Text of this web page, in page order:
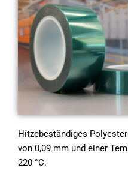
Hitzebeständiges
von 0,09 mm und einer
220 °C.